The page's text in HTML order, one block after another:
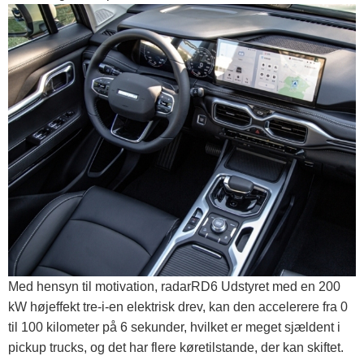
Med hensyn til motivation, radarRD6 Udstyret med en 200
kW højeffekt tre-i-en elektrisk drev, kan den accelerere fra 0
til 100 kilometer på 6 sekunder, hvilket er meget sjældent i
pickup trucks, og det har flere køretilstande, der kan skiftet.